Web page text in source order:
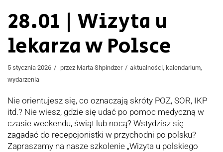
28.01 | Wizyta u
lekarza w Polsce
5 stycznia 2026 przez Marta Shpindzer aktualności, kalendarium,
wydarzenia
Nie orientujesz się, co oznaczają skróty POZ, SOR, IKP
itd.? Nie wiesz, gdzie się udać po pomoc medyczną w
czasie weekendu, świąt lub nocą? Wstydzisz się
zagadać do recepcjonistki w przychodni po polsku?
Zapraszamy na nasze szkolenie „Wizyta u polskiego